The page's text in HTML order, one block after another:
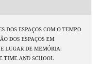
DOS ESPAÇOS COM O TEMPO
DOS ESPAÇOS EM
LUGAR DE MEMÓRIA:
TIME AND SCHOOL